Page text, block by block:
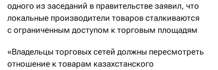
одного из заседаний в правительстве заявил, что
локальные производители товаров сталкиваются
с ограниченным доступом к торговым площадям
«Владельцы торговых сетей должны пересмотреть
отношение к товарам казахстанского